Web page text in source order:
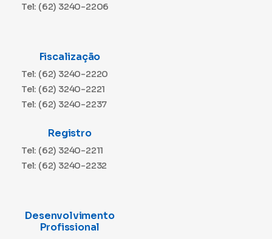
Tel: (62) 3240-2206
Fiscalização
Tel: (62) 3240-2220
Tel: (62) 3240-2221
Tel: (62) 3240-2237
Registro
Tel: (62) 3240-2211
Tel: (62) 3240-2232
Desenvolvimento
Profissional